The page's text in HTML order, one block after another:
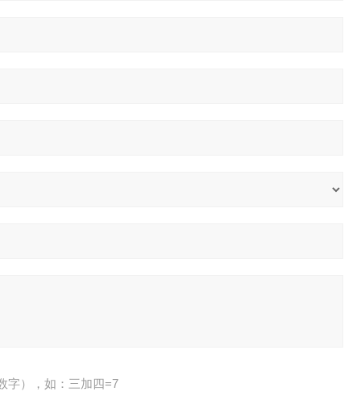
字），如：三加四=7